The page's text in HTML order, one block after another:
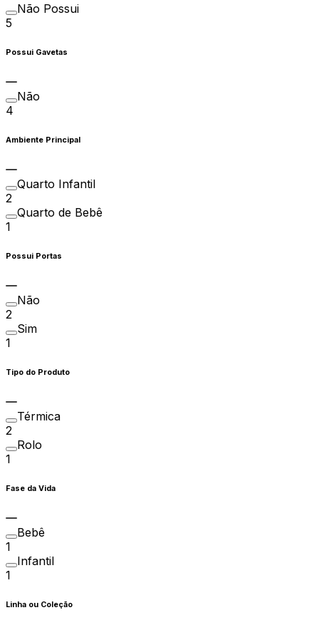
Não Possui
5
Possui Gavetas
Não
4
Ambiente Principal
Quarto Infantil
2
Quarto de Bebê
1
Possui Portas
Não
2
Sim
1
Tipo do Produto
Térmica
2
Rolo
1
Fase da Vida
Bebê
1
Infantil
1
Linha ou Coleção